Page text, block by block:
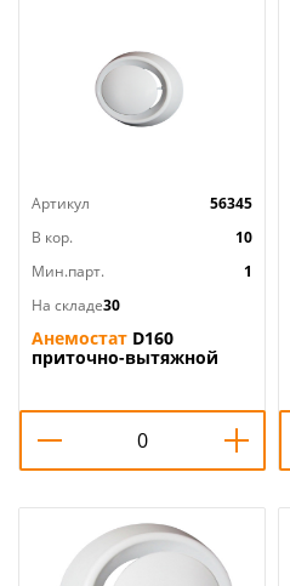
Артикул
56345
В кор.
10
Мин.парт.
1
На складе30
Анемостат D160
приточно-вытяжной